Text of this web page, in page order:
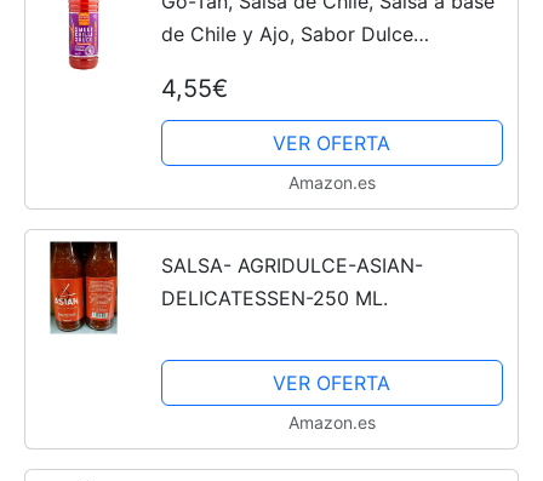
|
Recetas
Fáciles
de Chile y Ajo, Sabor Dulce
4,55€
VER OFERTA
Amazon.es
SALSA- AGRIDULCE-ASIAN-
DELICATESSEN-250 ML.
VER OFERTA
Amazon.es